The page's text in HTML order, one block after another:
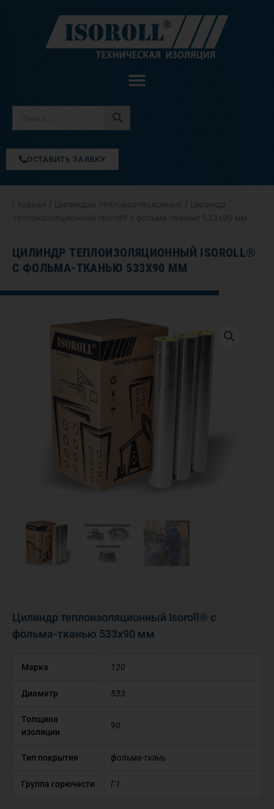
содержимому
ОСТАВИТЬ ЗАЯВКУ
Главная Цилиндры теплоизоляционные / Цилиндр
теплоизоляционный Isoroll® с фольма-тканью 533х90 мм
ЦИЛИНДР ТЕПЛОИЗОЛЯЦИОННЫЙ ISOROLL®
С ФОЛЬМА-ТКАНЬЮ 533Х90 ММ
Цилиндр теплоизоляционный Isoroll® с
фольма-тканью 533х90 мм
Марка 120
Диаметр 533
Толщина
изоляции
90
Тип покрытия фольма-ткань
Группа горючести Г1